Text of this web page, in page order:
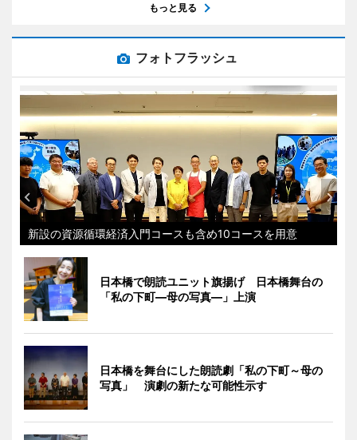
もっと見る
フォトフラッシュ
新設の資源循環経済入門コースも含め10コースを用意
日本橋で朗読ユニット旗揚げ 日本橋舞台の
「私の下町―母の写真―」上演
日本橋を舞台にした朗読劇「私の下町～母の
写真」 演劇の新たな可能性示す